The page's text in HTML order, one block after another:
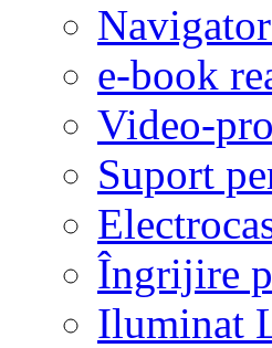
e-book
Video-
Suport
Îngrijire
Iluminat